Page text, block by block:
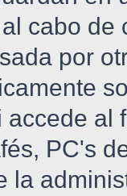
cabo de
por
al
PC's
la